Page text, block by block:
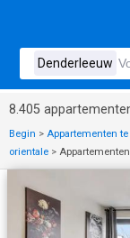
8.405
Begin > Appartementen
orientale >